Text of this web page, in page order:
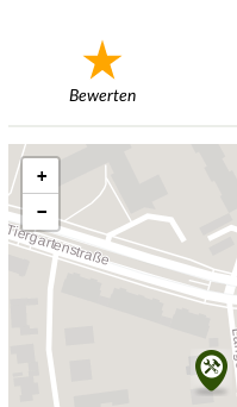
Bewerten
+
−